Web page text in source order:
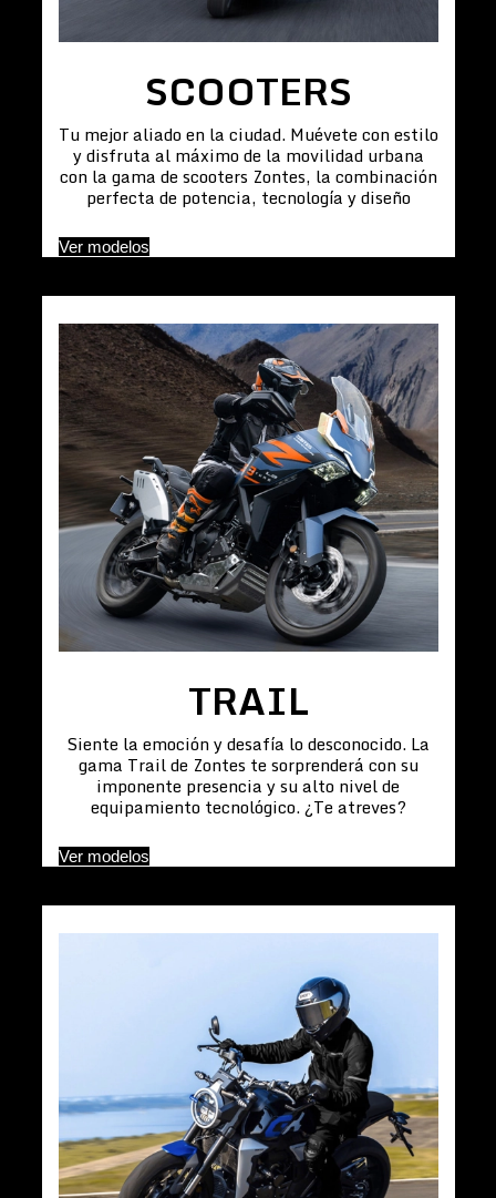
SCOOTERS
Tu mejor aliado en la ciudad. Muévete con estilo
y disfruta al máximo de la movilidad urbana
con la gama de scooters Zontes, la combinación
perfecta de potencia, tecnología y diseño
Ver modelos
TRAIL
Siente la emoción y desafía lo desconocido. La
gama Trail de Zontes te sorprenderá con su
imponente presencia y su alto nivel de
equipamiento tecnológico. ¿Te atreves?
Ver modelos